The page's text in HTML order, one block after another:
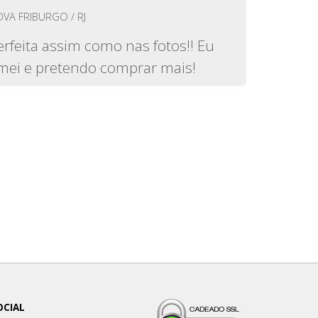
FRIBURGO / RJ
assim como nas fotos!! Eu
e pretendo comprar mais!